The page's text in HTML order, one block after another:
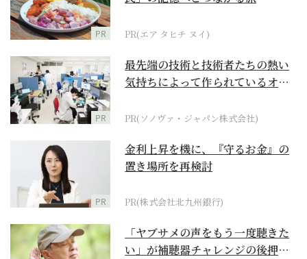
PR PR(エア タヒチ ヌイ)
PR
最先端の技術と技術者たちの熱い
気持ちによって作られているオー
PR(ソノヴァ・ジャパン株式会社)
PR
金利上昇を機に、『守るお金』の
置き場所を再検討
PR(株式会社北九州銀行)
「ヤブサメの声をもう一度聴きた
い」が補聴器チャレンジの後押し